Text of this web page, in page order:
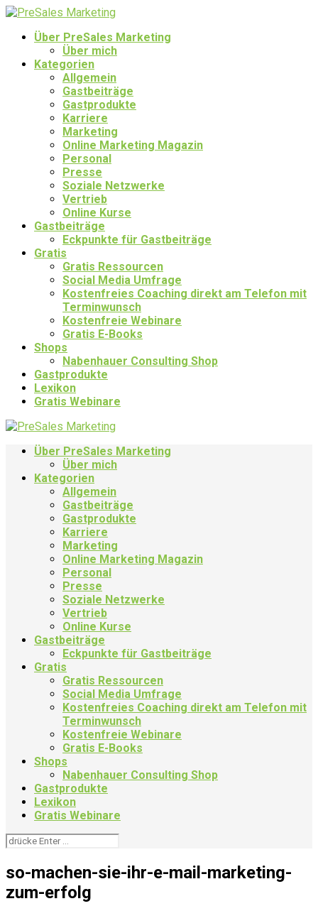
Über PreSales Marketing
Über mich
Kategorien
Allgemein
Gastbeiträge
Gastprodukte
Karriere
Marketing
Online Marketing Magazin
Personal
Presse
Soziale Netzwerke
Vertrieb
Online Kurse
Gastbeiträge
Eckpunkte für Gastbeiträge
Gratis
Gratis Ressourcen
Social Media Umfrage
Kostenfreies Coaching direkt am Telefon mit
Terminwunsch
Kostenfreie Webinare
Gratis E-Books
Shops
Nabenhauer Consulting Shop
Gastprodukte
Lexikon
Gratis Webinare
Über PreSales Marketing
Über mich
Kategorien
Allgemein
Gastbeiträge
Gastprodukte
Karriere
Marketing
Online Marketing Magazin
Personal
Presse
Soziale Netzwerke
Vertrieb
Online Kurse
Gastbeiträge
Eckpunkte für Gastbeiträge
Gratis
Gratis Ressourcen
Social Media Umfrage
Kostenfreies Coaching direkt am Telefon mit
Terminwunsch
Kostenfreie Webinare
Gratis E-Books
Shops
Nabenhauer Consulting Shop
Gastprodukte
Lexikon
Gratis Webinare
so-machen-sie-ihr-e-mail-marketing-
zum-erfolg